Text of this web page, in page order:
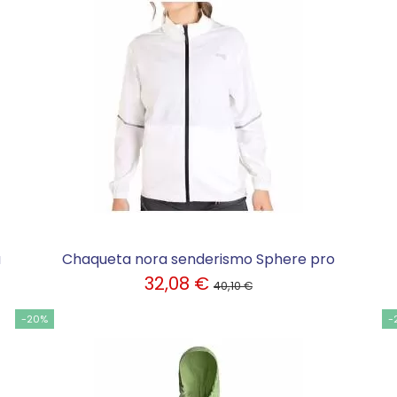
Chaqueta nora senderismo Sphere pro
32,08 € 40,10 €
-20% -